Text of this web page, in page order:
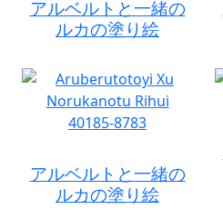
アルベルトと一緒の
ルカの塗り絵
アルベルトと一緒の
ルカの塗り絵